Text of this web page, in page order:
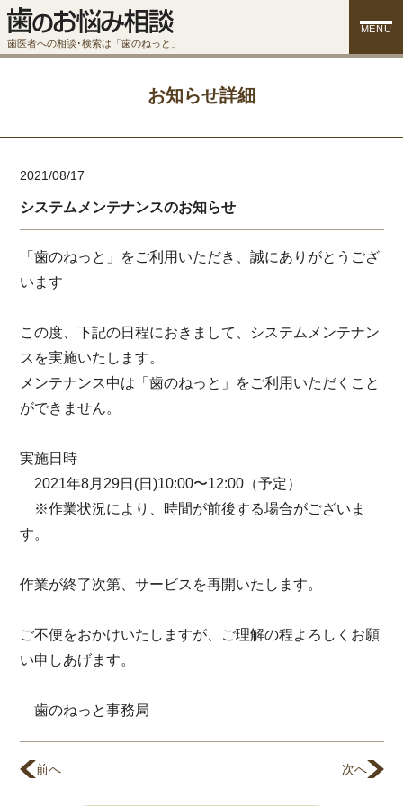
歯医者への相談･検索は「歯のねっと」
MENU
お知らせ詳細
2021/08/17
システムメンテナンスのお知らせ
「歯のねっと」をご利用いただき、誠にありがとうござ
います
この度、下記の日程におきまして、システムメンテナン
スを実施いたします。
メンテナンス中は「歯のねっと」をご利用いただくこと
ができません。
実施日時
2021年8月29日(日)10:00〜12:00（予定）
※作業状況により、時間が前後する場合がございま
す。
作業が終了次第、サービスを再開いたします。
ご不便をおかけいたしますが、ご理解の程よろしくお願
い申しあげます。
歯のねっと事務局
前へ 次へ